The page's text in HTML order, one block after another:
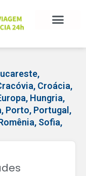
,
, Croácia,
, Hungria,
, Porto, Portugal ,
, Sofia,